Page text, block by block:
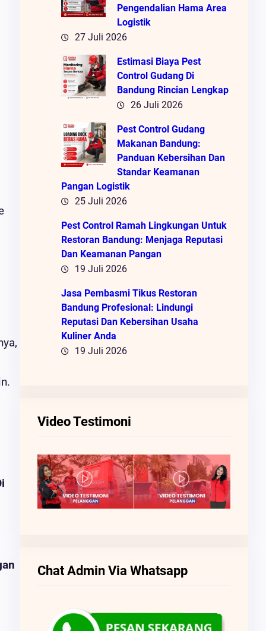
Pengendalian Hama Area
Logistik
27 Juli 2026
Estimasi Biaya Pest
Control Gudang Di
Bandung Rincian Lengkap
26 Juli 2026
Pest Control Gudang
Makanan Bandung:
Panduan Kebersihan Dan
Standar Keamanan
Pangan Logistik
25 Juli 2026
Pest Control Ramah Lingkungan Untuk
Restoran Bandung: Menjaga Reputasi
Dan Keamanan Pangan
19 Juli 2026
Jasa Pembasmi Tikus Restoran
Bandung Profesional: Lindungi
Reputasi Dan Kebersihan Usaha
Kuliner Anda
19 Juli 2026
Video Testimoni
Chat Admin Via Whatsapp